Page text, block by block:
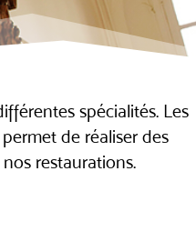
spécialités. Les
de réaliser des
restaurations.